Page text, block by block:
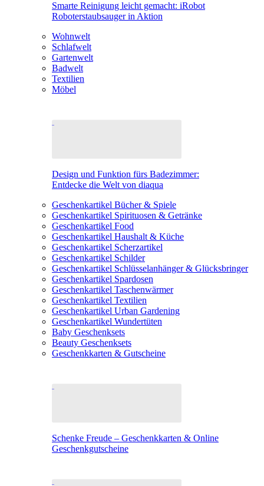
Smarte Reinigung leicht gemacht: iRobot
Roboterstaubsauger in Aktion
Wohnwelt
Schlafwelt
Gartenwelt
Badwelt
Textilien
Möbel
Design und Funktion fürs Badezimmer:
Entdecke die Welt von diaqua
Geschenkartikel Bücher & Spiele
Geschenkartikel Spirituosen & Getränke
Geschenkartikel Food
Geschenkartikel Haushalt & Küche
Geschenkartikel Scherzartikel
Geschenkartikel Schilder
Geschenkartikel Schlüsselanhänger & Glücksbringer
Geschenkartikel Spardosen
Geschenkartikel Taschenwärmer
Geschenkartikel Textilien
Geschenkartikel Urban Gardening
Geschenkartikel Wundertüten
Baby Geschenksets
Beauty Geschenksets
Geschenkkarten & Gutscheine
Schenke Freude – Geschenkkarten & Online
Geschenkgutscheine